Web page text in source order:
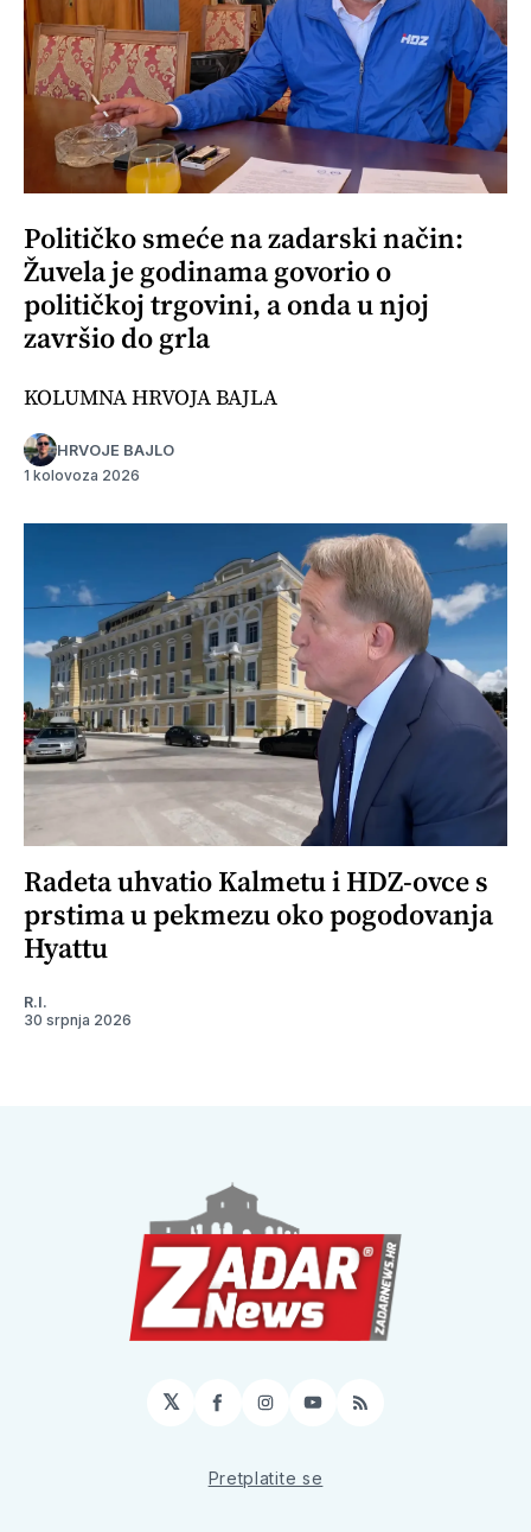
Političko smeće na zadarski način:
Žuvela je godinama govorio o
političkoj trgovini, a onda u njoj
završio do grla
KOLUMNA HRVOJA BAJLA
HRVOJE BAJLO
1 kolovoza 2026
Radeta uhvatio Kalmetu i HDZ-ovce s
prstima u pekmezu oko pogodovanja
Hyattu
R.I.
30 srpnja 2026
𝕏 Facebook
Instagram
YouTube
RSS
Pretplatite se